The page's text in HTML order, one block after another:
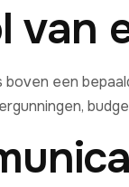
van
een